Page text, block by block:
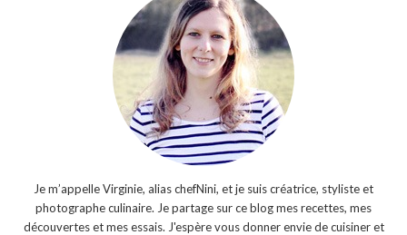
Je m’appelle Virginie, alias chefNini, et je suis créatrice, styliste et
photographe culinaire. Je partage sur ce blog mes recettes, mes
découvertes et mes essais. J'espère vous donner envie de cuisiner et